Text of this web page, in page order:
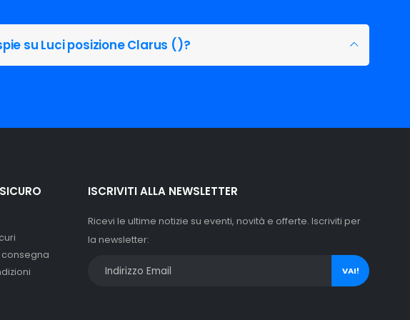
Con la miglior reputazione online per prodotti di qualità
su Luci posizione Clarus ()?
consegna
ISCRIVITI ALLA NEWSLETTER
Ricevi le ultime notizie su eventi, novità e offerte. Iscriviti per
la newsletter:
VAI!